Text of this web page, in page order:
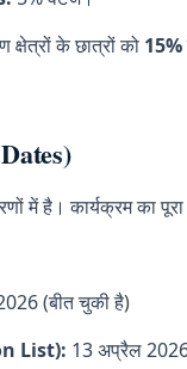
क्षेत्रों के छात्रों को 15%
में है। कार्यक्रम का
(बीत चुकी है)
List): 13 अप्रैल